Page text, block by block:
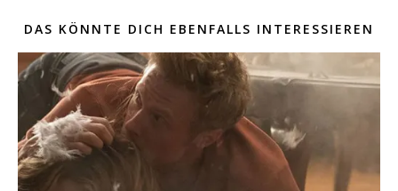
DAS KÖNNTE DICH EBENFALLS INTERESSIEREN